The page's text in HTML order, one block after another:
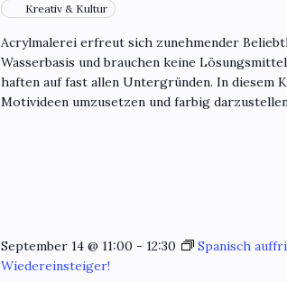
Kreativ & Kultur
Acrylmalerei erfreut sich zunehmender
Wasserbasis und brauchen keine
haften auf fast allen Untergründen. In diesem
Motivideen umzusetzen und farbig
September 14 @ 11:00 - 12:30
Spanisch
Wiedereinsteiger!